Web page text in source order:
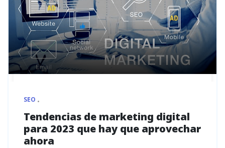
SEO
Tendencias de marketing digital
para 2023 que hay que aprovechar
ahora